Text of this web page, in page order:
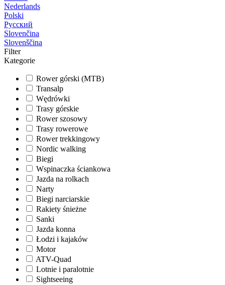
Nederlands
Polski
Русский
Slovenčina
Slovenščina
Filter
Kategorie
Rower górski (MTB)
Transalp
Wędrówki
Trasy górskie
Rower szosowy
Trasy rowerowe
Rower trekkingowy
Nordic walking
Biegi
Wspinaczka ściankowa
Jazda na rolkach
Narty
Biegi narciarskie
Rakiety śnieżne
Sanki
Jazda konna
Łodzi i kajaków
Motor
ATV-Quad
Lotnie i paralotnie
Sightseeing